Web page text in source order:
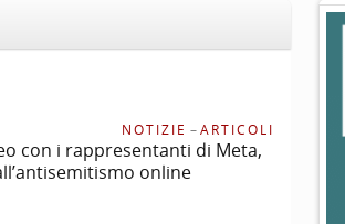
NOTIZIE –ARTICOLI
con i rappresentanti di Meta,
online